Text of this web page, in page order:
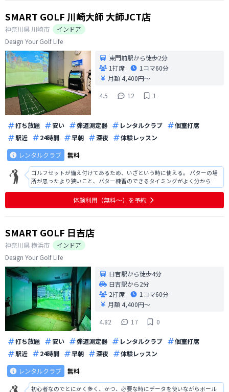
SMART GOLF 川崎大師 大師JCT店
神奈川県 川崎市
インドア
Design Your Golf Life
東門前駅から徒歩2分
1打席
1コマ60分
月額 4,400円〜
4.5
12 1
打ち放題 安い 弾道測定器 レンタルクラブ
個室打席
駅近
24時間 早朝 深夜
体験レッスン
レンタルクラブ
無料
ゴルフセットが備え付けてあるため、いざという時に使える。 パターの場
所が思ったより狭いこと、パター練習のできるタイミングがよく分からな
い。 傾斜マットがあるのは良い天気。 エアコンのハジから結露水？が垂れ
ていて、ソファーが濡れていることがあった。 使う前に、前回使った人の
画像が見えてしまう。敢えて見
体験利用（無料〜）を予約
SMART GOLF 日吉店
神奈川県横浜市
インドア
Design Your Golf Life
日吉駅から徒歩4分
日吉駅から2分
2打席
1コマ60分
月額 4,400円〜
4.82
17 0
打ち放題 安い 弾道測定器 レンタルクラブ
個室打席
駅近
24時間 早朝 深夜
体験レッスン
レンタルクラブ
無料
初心者なのでとにかく多く、かつ、必要な時にデータを使いながらボール